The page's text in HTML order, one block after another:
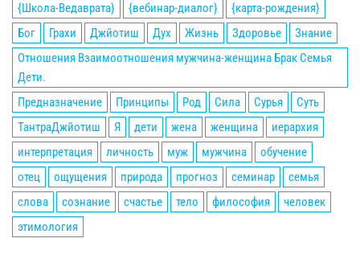
{Школа-Ведаврата}
{вебинар-диалог}
{карта-рождения}
Бог
Грахи Джйотиш Дух Жизнь Здоровье
Знание
Отношения Взаимоотношения мужчина-женщина Брак Семья
Дети.
Предназначение
Принципы Род Сила Сурья
Суть
ТантраДжйотиш
Я дети жена женщина
иерархия
интерпретация
личность муж мужчина
обучение
отец
ощущения природа прогноз семинар
семья
слова
сознание счастье тело философия
человек
этимология